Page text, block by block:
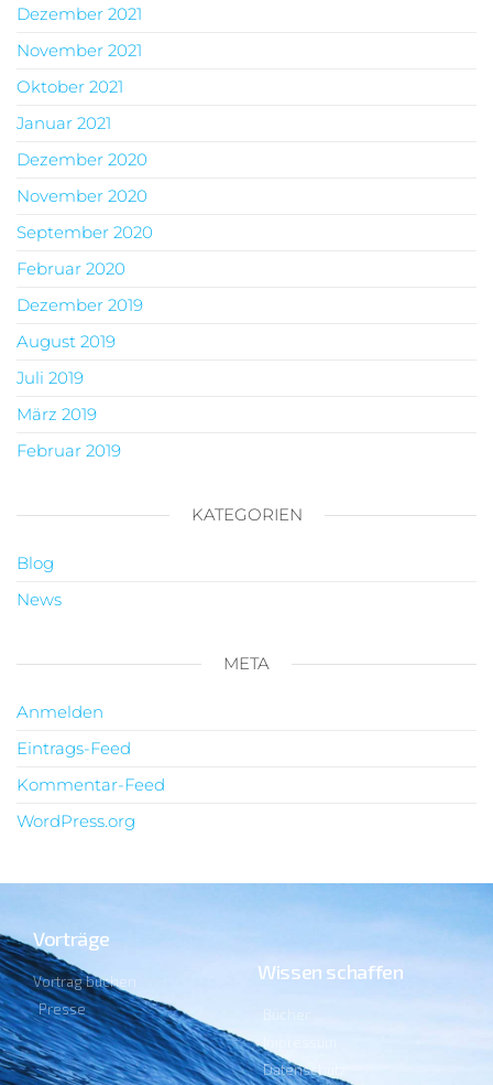
Dezember 2021
November 2021
Oktober 2021
Januar 2021
Dezember 2020
November 2020
September 2020
Februar 2020
Dezember 2019
August 2019
Juli 2019
März 2019
Februar 2019
KATEGORIEN
Blog
News
META
Anmelden
Eintrags-Feed
Kommentar-Feed
WordPress.org
Vorträge
Vortrag buchen
Presse
Wissen schaffen
Bücher
Impressum
Datenschutz